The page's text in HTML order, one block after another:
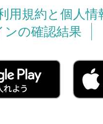
用規約と個人
の確認結果